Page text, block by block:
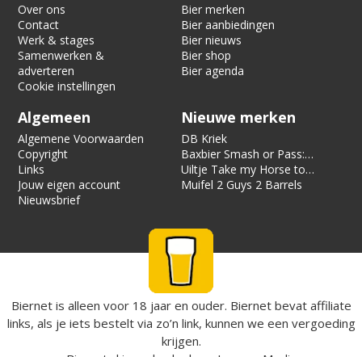
Over ons
Contact
Werk & stages
Samenwerken &
adverteren
Cookie instellingen
Bier merken
Bier aanbiedingen
Bier nieuws
Bier shop
Bier agenda
Algemeen
Algemene Voorwaarden
Copyright
Links
Jouw eigen account
Nieuwsbrief
Nieuwe merken
DB Kriek
Baxbier Smash or Pass:
Strata
Uiltje Take my Horse to
the Hotel Room
Muifel 2 Guys 2 Barrels
Biernet is alleen voor 18 jaar en ouder. Biernet bevat affiliate
links, als je iets bestelt via zo’n link, kunnen we een vergoeding
krijgen.